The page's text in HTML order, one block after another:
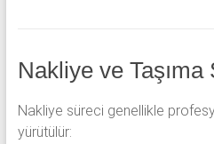
Nakliye ve Taşıma
Nakliye süreci genellikle
yürütülür: